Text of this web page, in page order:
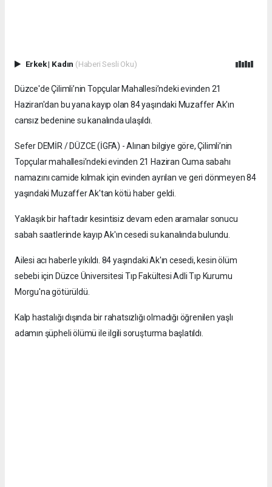
Erkek| Kadın (Haberi Sesli Oku)
Düzce'de Çilimli’nin Topçular Mahallesi’ndeki evinden 21
Haziran'dan bu yana kayıp olan 84 yaşındaki Muzaffer Ak'ın
cansız bedenine su kanalında ulaşıldı.
Sefer DEMİR / DÜZCE (İGFA) - Alınan bilgiye göre, Çilimli’nin
Topçular mahallesi’ndeki evinden 21 Haziran Cuma sabahı
namazını camide kılmak için evinden ayrılan ve geri dönmeyen 84
yaşındaki Muzaffer Ak'tan kötü haber geldi.
Yaklaşık bir haftadır kesintisiz devam eden aramalar sonucu
sabah saatlerinde kayıp Ak'ın cesedi su kanalında bulundu.
Ailesi acı haberle yıkıldı. 84 yaşındaki Ak'ın cesedi, kesin ölüm
sebebi için Düzce Üniversitesi Tıp Fakültesi Adli Tıp Kurumu
Morgu'na götürüldü.
Kalp hastalığı dışında bir rahatsızlığı olmadığı öğrenilen yaşlı
adamın şüpheli ölümü ile ilgili soruşturma başlatıldı.